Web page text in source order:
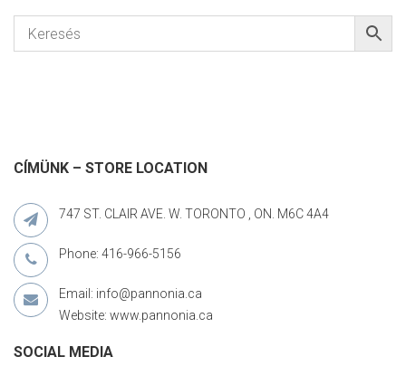
CÍMÜNK – STORE LOCATION
747 ST. CLAIR AVE. W. TORONTO , ON. M6C 4A4
Phone: 416-966-5156
Email: info@pannonia.ca
Website: www.pannonia.ca
SOCIAL MEDIA